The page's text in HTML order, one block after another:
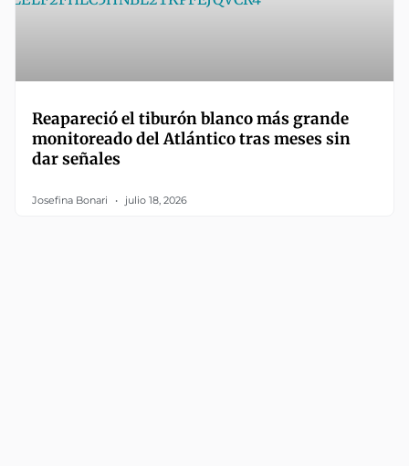
Reapareció el tiburón blanco más grande
monitoreado del Atlántico tras meses sin
dar señales
Josefina Bonari julio 18, 2026